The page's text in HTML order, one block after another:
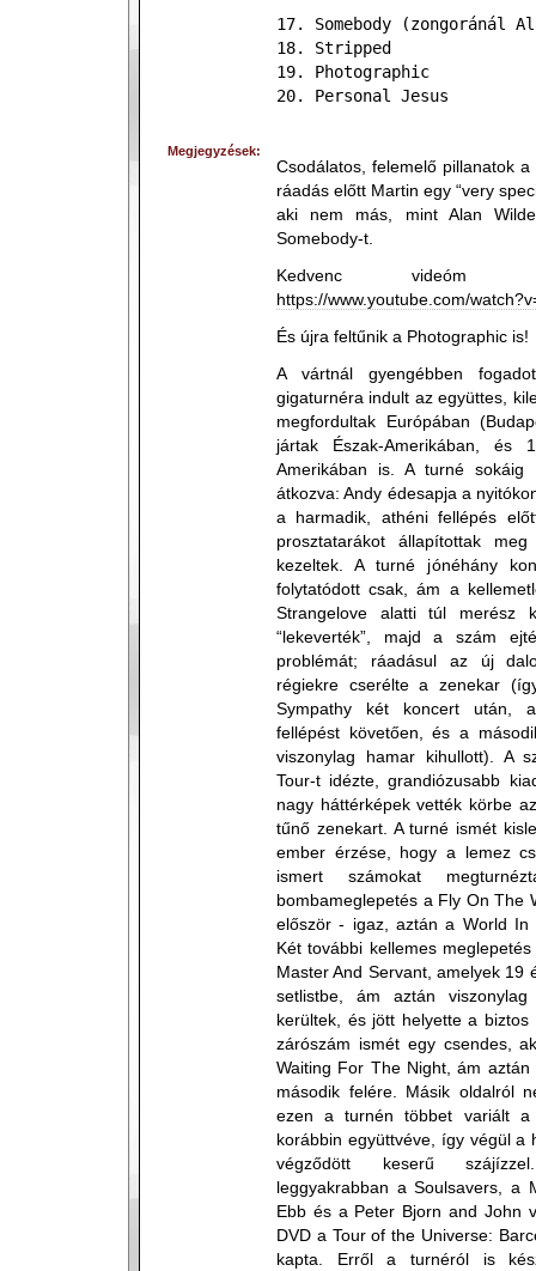
17. Somebody (zongoránál
18. Stripped
19. Photographic
20. Personal Jesus
Megjegyzések:
Csodálatos, felemelő pillanatok
ráadás előtt Martin egy “very
aki nem más, mint Alan
Somebody-t.
Kedvenc videóm
https://www.youtube.com/
És újra feltűnik a Photographic is!
A vártnál gyengébben
gigaturnéra indult az együttes,
megfordultak Európában
jártak Észak-Amerikában, és
Amerikában is. A turné
átkozva: Andy édesapja a
a harmadik, athéni fellépés
prosztatarákot állapítottak
kezeltek. A turné jónéhány
folytatódott csak, ám a
Strangelove alatti túl merész
“lekeverték”, majd a szám
problémát; ráadásul az új
régiekre cserélte a zenekar
Sympathy két koncert után,
fellépést követően, és a
viszonylag hamar kihullott). A
Tour-t idézte, grandiózusabb
nagy háttérképek vették körbe
tűnő zenekart. A turné ismét
ember érzése, hogy a lemez
ismert számokat
bombameglepetés a Fly On The
először - igaz, aztán a World
Két további kellemes
Master And Servant, amelyek 19
setlistbe, ám aztán
kerültek, és jött helyette a
zárószám ismét egy csendes,
Waiting For The Night, ám
második felére. Másik oldalról
ezen a turnén többet variált a
korábbin együttvéve, így végül a
végződött keserű
leggyakrabban a Soulsavers, a
Ebb és a Peter Bjorn and John
DVD a Tour of the Universe:
kapta. Erről a turnéról is